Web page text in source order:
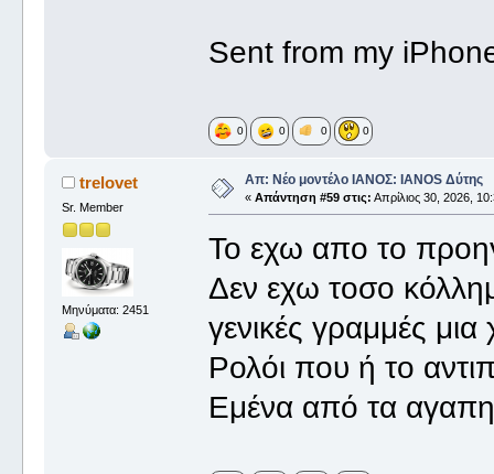
Sent from my
0 0 0 0
trelovet
Sr. Member
Μηνύματα: 2451
Απ: Νέο μοντέλο ΙΑΝΟΣ: IANOS Δύτης
« Απάντηση #59 στις: Απρίλιος 30, 2026,
To εχω απο το
Δεν εχω τοσο
γενικές γραμμές μια
Ρολόι που ή το
Εμένα από τα